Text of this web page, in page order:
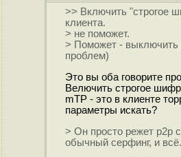
>> Включить "строгое
клиента.
> не поможет.
> Поможет - выключить
проблем)
Это вы оба говорите
Велючить строгое
mTP - это в клиенте
параметры искать?
> Он просто режет p2p
обычный серфинг, и всё.